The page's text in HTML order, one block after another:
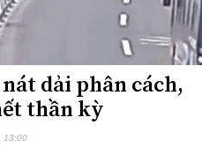
dải phân cách,
thần kỳ
13:00